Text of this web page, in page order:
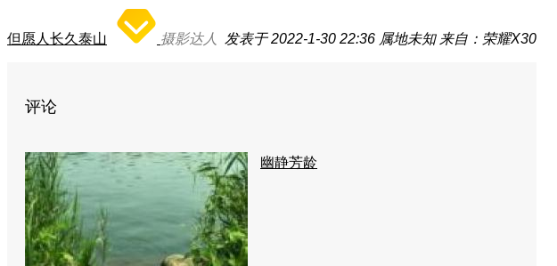
但愿人长久泰山 摄影达人 发表于 2022-1-30 22:36 属地未知 来自：荣耀X30
评论
幽静芳龄